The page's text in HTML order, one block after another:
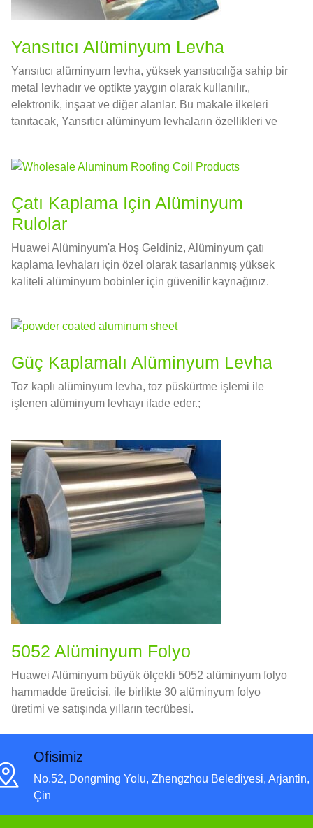
Yansıtıcı Alüminyum Levha
Yansıtıcı alüminyum levha, yüksek yansıtıcılığa sahip bir
metal levhadır ve optikte yaygın olarak kullanılır.,
elektronik, inşaat ve diğer alanlar. Bu makale ilkeleri
tanıtacak, Yansıtıcı alüminyum levhaların özellikleri ve
Çatı Kaplama Için Alüminyum
Rulolar
Huawei Alüminyum'a Hoş Geldiniz, Alüminyum çatı
kaplama levhaları için özel olarak tasarlanmış yüksek
kaliteli alüminyum bobinler için güvenilir kaynağınız.
Güç Kaplamalı Alüminyum Levha
Toz kaplı alüminyum levha, toz püskürtme işlemi ile
işlenen alüminyum levhayı ifade eder.;
5052 Alüminyum Folyo
Huawei Alüminyum büyük ölçekli 5052 alüminyum folyo
hammadde üreticisi, ile birlikte 30 alüminyum folyo
üretimi ve satışında yılların tecrübesi.
Ofisimiz
No.52, Dongming Yolu, Zhengzhou Belediyesi, Arjantin,
Çin